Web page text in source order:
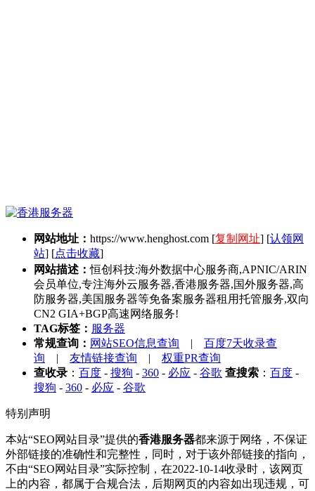
网站地址： https://www.henghost.com [复制网址] [认领网
站] [点击收藏]
网站描述：恒创科技:海外数据中心服务商,APNIC/ARIN
会员单位,专注海外云服务器,香港服务器,国外服务器,高
防服务器,美国服务器等免备案服务器租用托管服务,双向
CN2 GIA+BGP高速网络服务!
TAG标签： 服务器
常规查询： 网站SEO信息查询 | 百度7天收录查
询 | 友情链接查询 | 权重PR查询
查收录 ： 百度 - 搜狗 - 360 - 必应 - 谷歌 查搜索 ： 百度 -
搜狗 - 360 - 必应 - 谷歌
特别声明
本站“SEO网站目录”提供的香港服务器都来源于网络，不保证
外部链接的准确性和完整性，同时，对于该外部链接的指向，
不由“SEO网站目录”实际控制，在2022-10-14收录时，该网页
上的内容，都属于合规合法，后期网页的内容如出现违规，可